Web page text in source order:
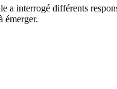
interrogé différents
émerger.